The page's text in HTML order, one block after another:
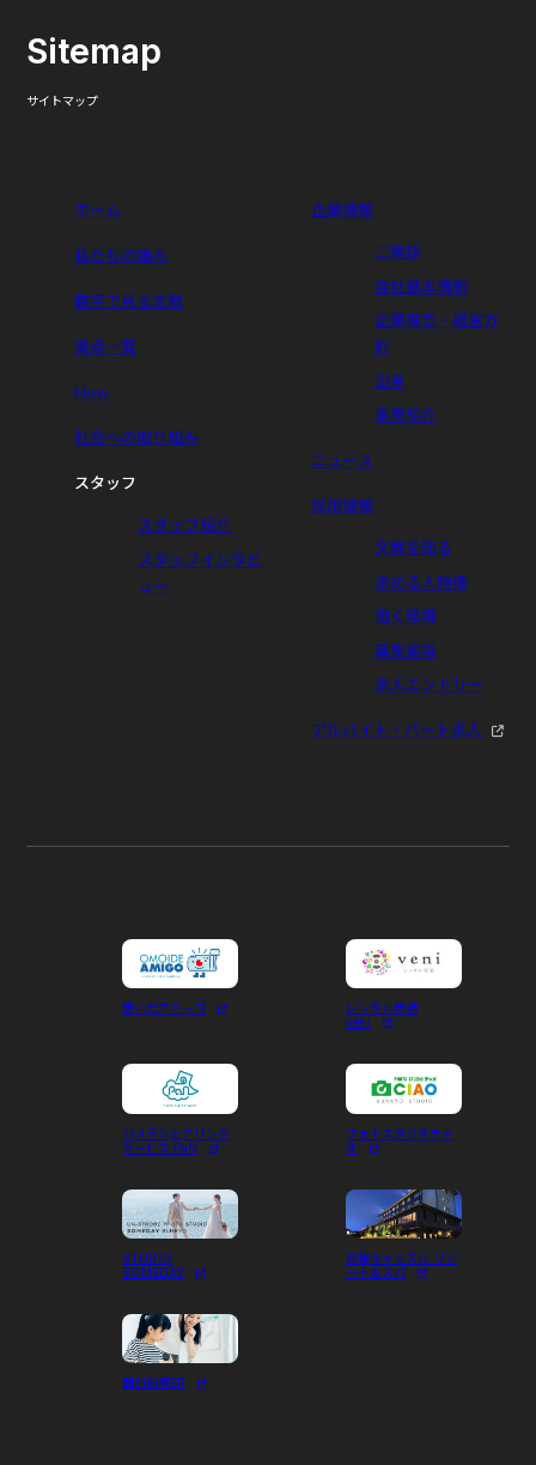
Sitemap
サイトマップ
ホーム
私たちの強み
数字で見る文教
拠点一覧
Flow
社会への取り組み
スタッフ
スタッフ紹介
スタッフインタビ
ュー
企業情報
ご挨拶
会社基本情報
企業理念・経営方
針
沿革
事業紹介
ニュース
採用情報
文教を知る
求める人物像
働く環境
募集要項
求人エントリー
アルバイト・パート求人
想い出アミーゴ
レンタル琉装
veni
カメラシェアリング
サービス PaN
フォトスタジオチャ
オ
STUDIO
SOMEDAY
彦根キャッスル リゾ
ート＆スパ
個別指導ER